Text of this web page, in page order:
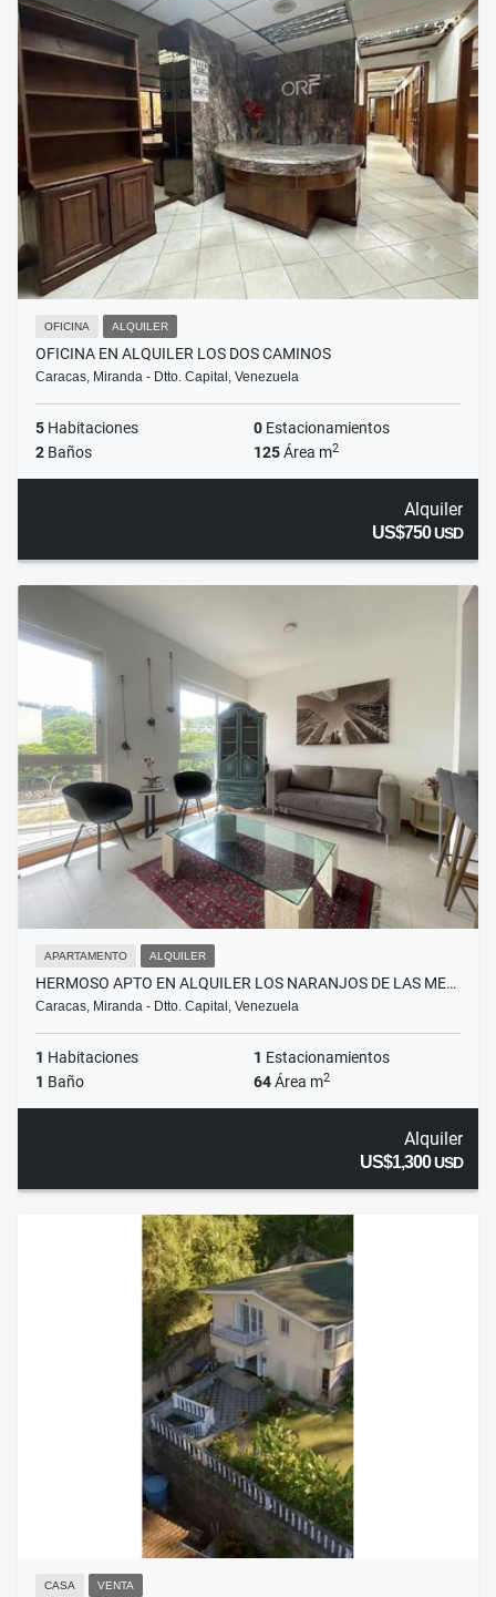
OFICINA ALQUILER
OFICINA EN ALQUILER LOS DOS CAMINOS
Caracas, Miranda - Dtto. Capital, Venezuela
5 Habitaciones 0 Estacionamientos
2 Baños 125Área m2
Alquiler
US$750USD
APARTAMENTO ALQUILER
HERMOSO APTO EN ALQUILER LOS NARANJOS DE LAS ME…
Caracas, Miranda - Dtto. Capital, Venezuela
1 Habitaciones 1 Estacionamientos
1 Baño 64Área m2
Alquiler
US$1,300USD
CASA VENTA